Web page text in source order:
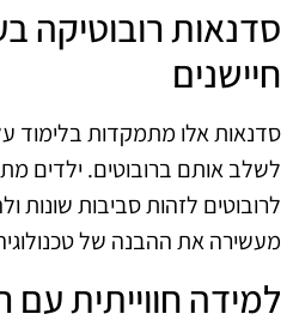
סדנאות רובוטיקה
חיישנים
סדנאות אלו מתמקדות בלימוד על
לשלב אותם ברובוטים. ילדים
לרובוטים לזהות סביבות שונות
מעשירה את ההבנה של
למידה חווייתית עם